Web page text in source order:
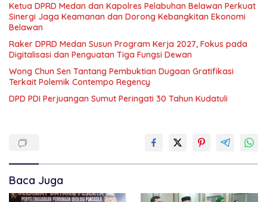
Ketua DPRD Medan dan Kapolres Pelabuhan Belawan Perkuat
Sinergi Jaga Keamanan dan Dorong Kebangkitan Ekonomi
Belawan
Raker DPRD Medan Susun Program Kerja 2027, Fokus pada
Digitalisasi dan Penguatan Tiga Fungsi Dewan
Wong Chun Sen Tantang Pembuktian Dugaan Gratifikasi
Terkait Polemik Contempo Regency
DPD PDI Perjuangan Sumut Peringati 30 Tahun Kudatuli
Baca Juga